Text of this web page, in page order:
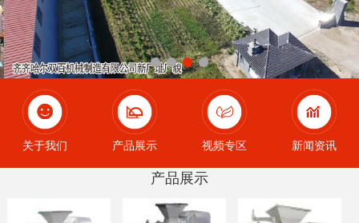
关于我们 产品展示 视频专区 新闻资讯
产品展示